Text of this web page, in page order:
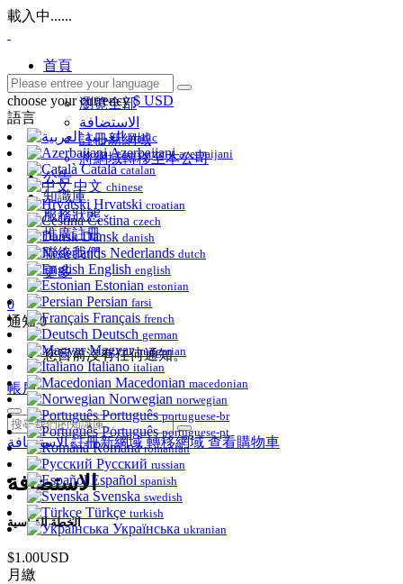
載入中......
首頁
商店
瀏覽全部
الاستضافة
註冊新網域
將網域轉移至本公司
公告
知識庫
服務狀態
推廣註冊
聯絡我們
更多
0
通知0
您目前沒有任何通知。
帳戶
الاستضافة註冊新網域轉移網域查看購物車
الاستضافة
الخطة القياسية
$1.00USD
月繳
choose your currency $ USD
語言
العربيةarabic
Azerbaijaniazerbaijani
Catalàcatalan
中文 chinese
Hrvatski croatian
Čeština czech
Dansk danish
Nederlands dutch
English english
Estonian estonian
Persian farsi
Français french
Deutsch german
Magyarhungarian
Italianoitalian
Macedonian macedonian
Norwegian norwegian
Portuguêsportuguese-br
Portuguêsportuguese-pt
Românăromanian
Русский russian
Español spanish
Svenska swedish
Türkçe turkish
Українська ukranian